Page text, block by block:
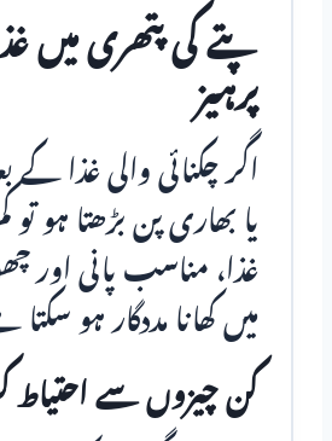
پتے کی پتھری میں
پرہیز
اگر چکنائی والی غذا کے
یا بھاری پن بڑھتا ہو تو
غذا، مناسب پانی اور
میں کھانا مددگار ہو
کن چیزوں سے احتیاط